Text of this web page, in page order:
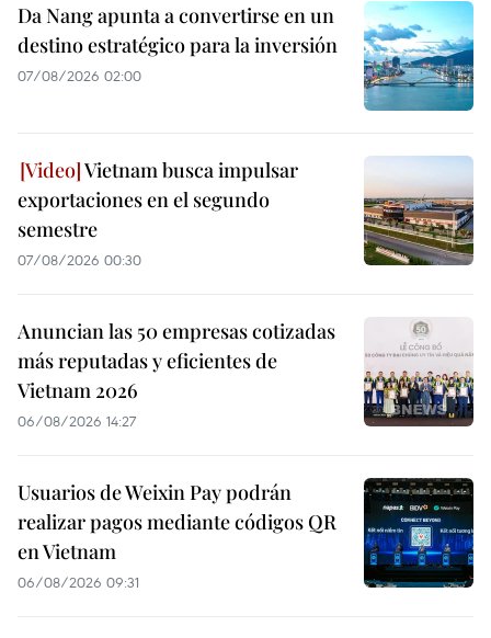
Da Nang apunta a convertirse en un
destino estratégico para la inversión
07/08/2026 02:00
Vietnam busca impulsar
exportaciones en el segundo
semestre
07/08/2026 00:30
Anuncian las 50 empresas cotizadas
más reputadas y eficientes de
Vietnam 2026
06/08/2026 14:27
Usuarios de Weixin Pay podrán
realizar pagos mediante códigos QR
en Vietnam
06/08/2026 09:31